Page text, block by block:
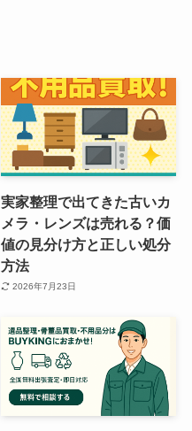
実家整理で出てきた古いカ
メラ・レンズは売れる？価
値の見分け方と正しい処分
方法
2026年7月23日